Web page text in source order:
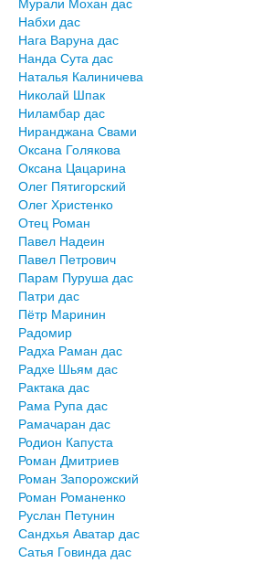
Набхи дас
Нага Варуна дас
Нанда Сута дас
Наталья Калиничева
Николай Шпак
Ниламбар дас
Ниранджана Свами
Оксана Голякова
Оксана Цацарина
Олег Пятигорский
Олег Христенко
Отец Роман
Павел Надеин
Павел Петрович
Парам Пуруша дас
Патри дас
Пётр Маринин
Радомир
Радха Раман дас
Радхе Шьям дас
Рактака дас
Рама Рупа дас
Рамачаран дас
Родион Капуста
Роман Дмитриев
Роман Запорожский
Роман Романенко
Руслан Петунин
Сандхья Аватар дас
Сатья Говинда дас